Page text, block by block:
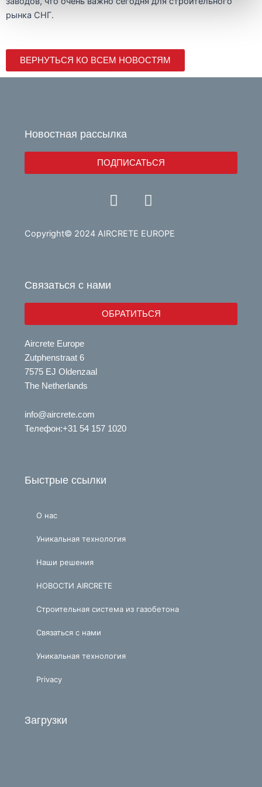
рынка СНГ.
ВЕРНУТЬСЯ КО ВСЕМ НОВОСТЯМ
Новостная рассылка
ПОДПИСАТЬСЯ
Y
o
t
L
i
k
Copyright© 2024 AIRCRETE EUROPE
Связаться с нами
ОБРАТИТЬСЯ
Aircrete Europe
Zutphenstraat 6
7575 EJ Oldenzaal
The Netherlands
info@aircrete.com
Телефон:+31 54 157 1020
Быстрые ссылки
О нас
Уникальная технология
Наши решения
НОВОСТИ AIRCRETE
Строительная система из газобетона
Связаться с нами
Уникальная технология
Privacy
Загрузки